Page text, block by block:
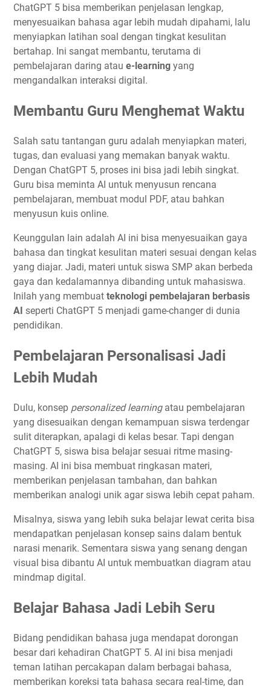
ChatGPT 5 bisa memberikan penjelasan lengkap,
menyesuaikan bahasa agar lebih mudah dipahami, lalu
menyiapkan latihan soal dengan tingkat kesulitan
bertahap. Ini sangat membantu, terutama di
pembelajaran daring atau e-learning yang
mengandalkan interaksi digital.
Membantu Guru Menghemat Waktu
Salah satu tantangan guru adalah menyiapkan materi,
tugas, dan evaluasi yang memakan banyak waktu.
Dengan ChatGPT 5, proses ini bisa jadi lebih singkat.
Guru bisa meminta AI untuk menyusun rencana
pembelajaran, membuat modul PDF, atau bahkan
menyusun kuis online.
Keunggulan lain adalah AI ini bisa menyesuaikan gaya
bahasa dan tingkat kesulitan materi sesuai dengan kelas
yang diajar. Jadi, materi untuk siswa SMP akan berbeda
gaya dan kedalamannya dibanding untuk mahasiswa.
Inilah yang membuat teknologi pembelajaran berbasis
AI seperti ChatGPT 5 menjadi game-changer di dunia
pendidikan.
Pembelajaran Personalisasi Jadi
Lebih Mudah
Dulu, konsep personalized learningatau pembelajaran
yang disesuaikan dengan kemampuan siswa terdengar
sulit diterapkan, apalagi di kelas besar. Tapi dengan
ChatGPT 5, siswa bisa belajar sesuai ritme masing-
masing. AI ini bisa membuat ringkasan materi,
memberikan penjelasan tambahan, dan bahkan
memberikan analogi unik agar siswa lebih cepat paham.
Misalnya, siswa yang lebih suka belajar lewat cerita bisa
mendapatkan penjelasan konsep sains dalam bentuk
narasi menarik. Sementara siswa yang senang dengan
visual bisa dibantu AI untuk membuatkan diagram atau
mindmap digital.
Belajar Bahasa Jadi Lebih Seru
Bidang pendidikan bahasa juga mendapat dorongan
besar dari kehadiran ChatGPT 5. AI ini bisa menjadi
teman latihan percakapan dalam berbagai bahasa,
memberikan koreksi tata bahasa secara real-time, dan